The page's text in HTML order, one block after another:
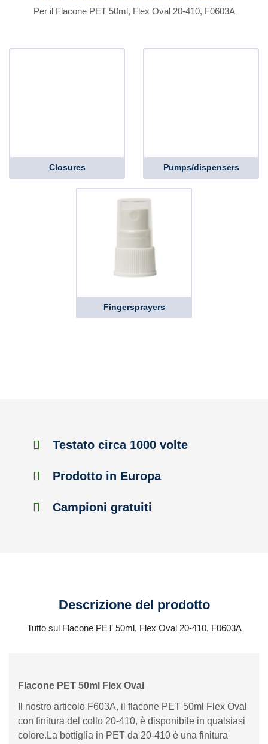
Per il Flacone PET 50ml, Flex Oval 20-410, F0603A
Closures Pumps/dispensers
Fingersprayers
Testato circa 1000 volte
Prodotto in Europa
Campioni gratuiti
Descrizione del prodotto
Tutto sul Flacone PET 50ml, Flex Oval 20-410, F0603A
Flacone PET 50ml Flex Oval
Il nostro articolo F603A, il flacone PET 50ml Flex Oval
con finitura del collo 20-410, è disponibile in qualsiasi
colore.La bottiglia in PET da 20-410 è una finitura